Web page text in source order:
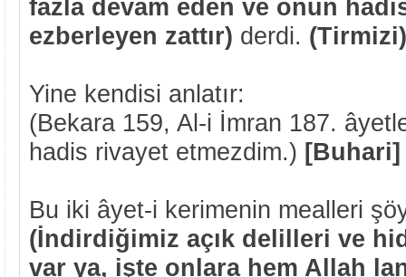
fazla devam eden ve onun
ezberleyen zattır) derdi. (Tirmizi)
Yine kendisi anlatır:
(Bekara 159, Al-i İmran 187.
hadis rivayet etmezdim.) [Buhari]
Bu iki âyet-i kerimenin mealleri
(İndirdiğimiz açık delilleri ve
var ya, işte onlara hem Allah